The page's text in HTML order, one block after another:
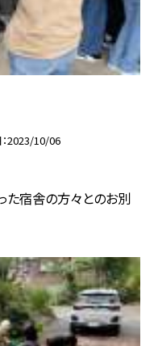
2023/10/06
た宿舎の方々とのお別